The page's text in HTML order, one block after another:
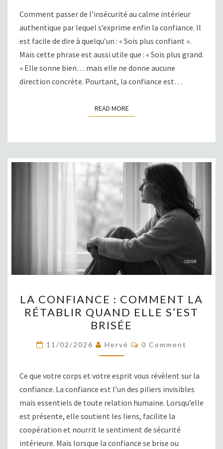
LA
CONFIANCE
Comment passer de l’insécurité au calme intérieur
authentique par lequel s’exprime enfin la confiance. Il
est facile de dire à quelqu’un : « Sois plus confiant ».
Mais cette phrase est aussi utile que : « Sois plus grand.
» Elle sonne bien… mais elle ne donne aucune
direction concrète. Pourtant, la confiance est…
READ MOREREAD MORE
CONFIANCE
:
COMMENT
LA
RÉTABLIR
ELLE
LA CONFIANCE : COMMENT LA
RÉTABLIR QUAND ELLE S’EST
BRISÉE
11/02/2026 Hervé COMMENTS
0 Comment
Ce que votre corps et votre esprit vous révèlent sur la
confiance. La confiance est l’un des piliers invisibles
mais essentiels de toute relation humaine. Lorsqu’elle
est présente, elle soutient les liens, facilite la
coopération et nourrit le sentiment de sécurité
intérieure. Mais lorsque la confiance se brise ou